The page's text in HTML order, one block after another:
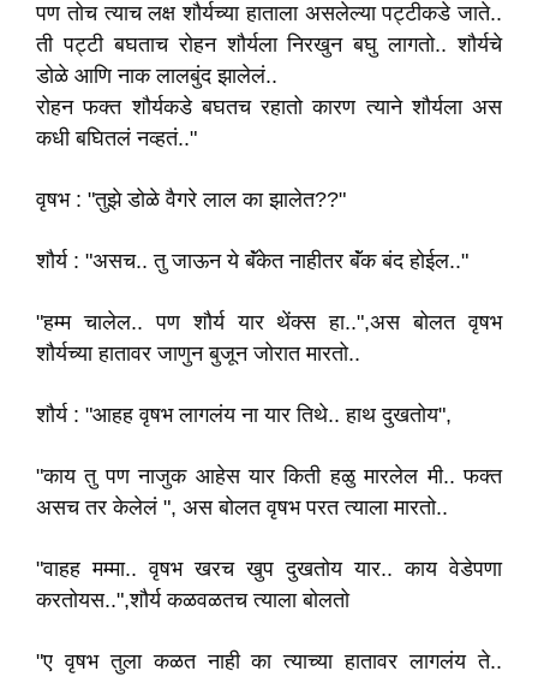
पण तोच त्याच लक्ष शौर्यच्या हाताला असलेल्या पट्टीकडे जाते..
ती पट्टी बघताच रोहन शौर्यला निरखुन बघु लागतो.. शौर्यचे
डोळे आणि नाक लालबुंद झालेलं..
रोहन फक्त शौर्यकडे बघतच रहातो कारण त्याने शौर्यला अस
कधी बघितलं नव्हतं.."
वृषभ : "तुझे डोळे वैगरे लाल का झालेत??"
शौर्य : "असच.. तु जाऊन ये बॅंकेत नाहीतर बॅंक बंद होईल.."
"हम्म चालेल.. पण शौर्य यार थेंक्स हा..",अस बोलत वृषभ
शौर्यच्या हातावर जाणुन बुजून जोरात मारतो..
शौर्य : "आहह वृषभ लागलंय ना यार तिथे.. हाथ दुखतोय",
"काय तु पण नाजुक आहेस यार किती हळु मारलेल मी.. फक्त
असच तर केलेलं ", अस बोलत वृषभ परत त्याला मारतो..
"वाहह मम्मा.. वृषभ खरच खुप दुखतोय यार.. काय वेडेपणा
करतोयस..",शौर्य कळवळतच त्याला बोलतो
"ए वृषभ तुला कळत नाही का त्याच्या हातावर लागलंय ते..